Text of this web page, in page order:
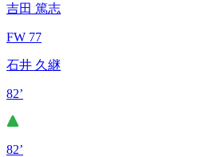
吉田 篤志
FW 77
石井 久継
82’
82’